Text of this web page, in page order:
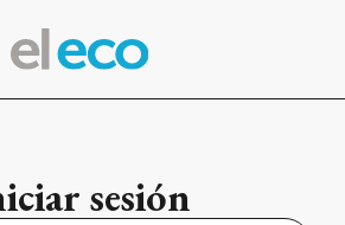
sesión